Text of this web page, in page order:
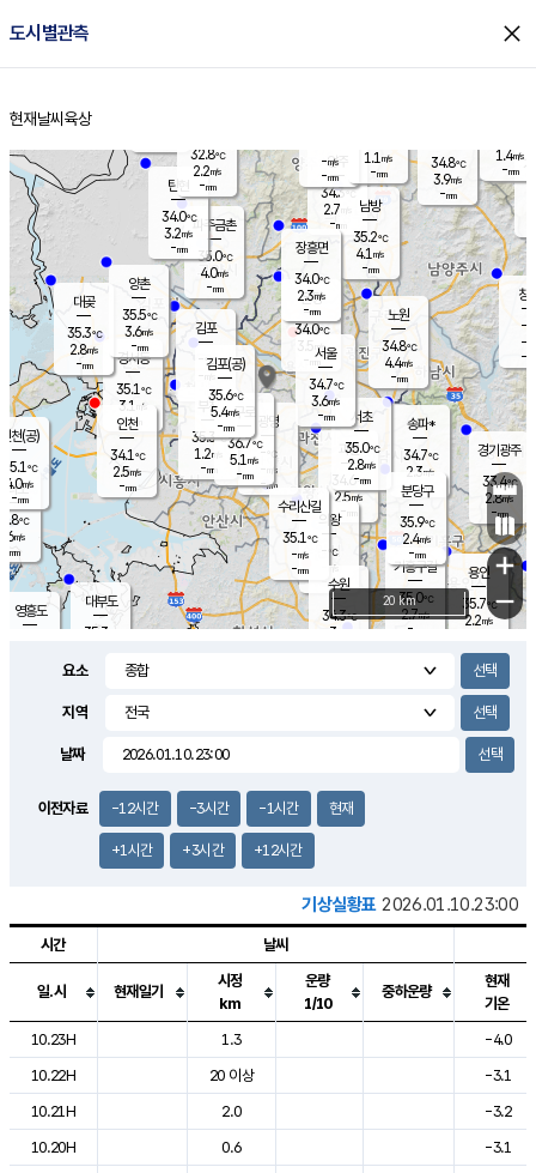
도시별관측 close
홈
현재날씨 육상
의도
℃
m/s
mm
영흥도
양주
34.3℃
2.7
-mm
과천
34.6℃
2.5m/s
- mm
용인
35.7℃
2.2m/s
경기광주
33.4℃
2.8m/s
-mm
2.7m/s
대부도
35.3
경서동
35.1℃
3.1 m/s
-mm
파주금촌
35.0℃
4.0m/s
-mm
34.8℃
3.9m/s
-mm
대곶
35.3℃
2.8m/s
-mm
창
-
-m/
-
탄현
34.0℃
3.2m/s
-mm
1.4m/s
-mm
의왕
- ℃
m/s
mm
김포
- ℃
-m/s
mm
광명
- ℃
-m/s
-mm
부천
35.3℃
1.2m/s
-mm
양촌
35.5℃
3.6m/s
-mm
구로
36.7℃
5.1 m/s
-mm
은평
34.0℃
3.5 m/s
- mm
노원
34.8℃
4.4m/s
-mm
송파*
34.7℃
2.3m/s
-mm
서초
35.0℃
2.8m/s
-mm
남방
35.2℃
4.1 m/s
-mm
기흥구갈
35.0℃
2.7m/s
-
수리산길
35.1℃
-m/s
-mm
분당구
35.9℃
2.4m/s
-mm
장흥면
34.0℃
2.3m/s
-mm
-m/s
-mm
인천(공)
35.1℃
4.0m/s
-mm
김포(공)
35.6℃
5.4m/s
-mm
수원
34.3℃
3 m/s
인천
34.1℃
2.5m/s
-mm
서울
34.7℃
3.6m/s
-mm
32.8℃
2.2m/s
-mm
1.1 m/s
-mm
+
−
20 km
요소
지역
날짜
이전자료 -12시간 -3시간 -1시간 현재
+1시간 +3시간 +12시간
기상실황표 2026.01.10.23:00
도시별 기상실황표로 지점, 날씨, 기온, 강수, 바람, 기압등을 안내한 표입
시간 날씨
일.시 현재일기
시정
km
운량
1/10
중하운량
현재
기온
10.23H
1.3
-4.0
10.22H
20 이상
-3.1
10.21H
2.0
-3.2
10.20H
0.6
-3.1